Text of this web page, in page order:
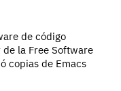
de código
la Free Software
copias de Emacs